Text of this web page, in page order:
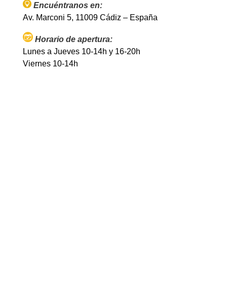
Encuéntranos en:
Av. Marconi 5, 11009 Cádiz – España
Horario de apertura:
Lunes a Jueves 10-14h y 16-20h
Viernes 10-14h